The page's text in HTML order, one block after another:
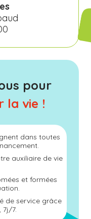
pour
la vie !
dans toutes
auxiliaire de vie
et formées
de service grâce
7j/7.